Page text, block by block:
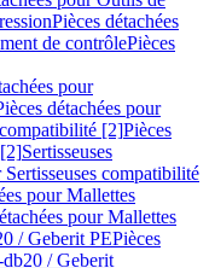
Pièces détachées
de contrôlePièces
pour
détachées pour
compatibilité [2]Pièces
Sertisseuses
Sertisseuses compatibilité
pour Mallettes
pour Mallettes
/ Geberit PEPièces
/ Geberit